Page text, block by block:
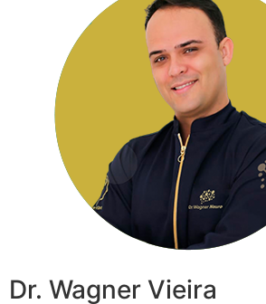
Dr. Wagner Vieira